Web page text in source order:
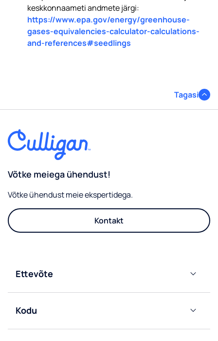
keskkonnaameti andmete järgi:
https://www.epa.gov/energy/greenhouse-
gases-equivalencies-calculator-calculations-
and-references#seedlings
Tagasi
Võtke meiega ühendust!
Võtke ühendust meie ekspertidega.
Kontakt
Ettevõte
Võrku
filtrijaoturid
Pudelivee
Kodu
Pudelivee